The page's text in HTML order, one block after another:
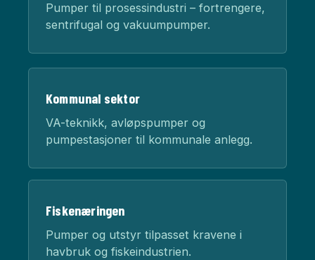
Pumper til prosessindustri – fortrengere,
sentrifugal og vakuumpumper.
Kommunal sektor
VA-teknikk, avløpspumper og
pumpestasjoner til kommunale anlegg.
Fiskenæringen
Pumper og utstyr tilpasset kravene i
havbruk og fiskeindustrien.